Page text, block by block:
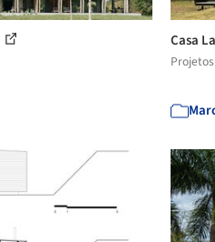
Casa
Projetos